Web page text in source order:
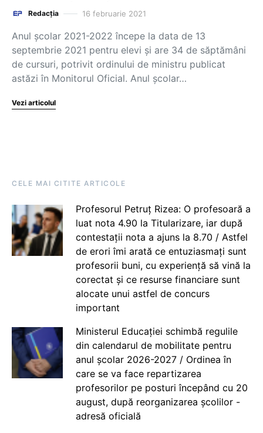
Redacția 16 februarie 2021
Anul școlar 2021-2022 începe la data de 13
septembrie 2021 pentru elevi și are 34 de săptămâni
de cursuri, potrivit ordinului de ministru publicat
astăzi în Monitorul Oficial. Anul școlar…
Vezi articolul
CELE MAI CITITE ARTICOLE
Profesorul Petruț Rizea: O profesoară a
luat nota 4.90 la Titularizare, iar după
contestații nota a ajuns la 8.70 / Astfel
de erori îmi arată ce entuziasmați sunt
profesorii buni, cu experiență să vină la
corectat și ce resurse financiare sunt
alocate unui astfel de concurs
important
Ministerul Educației schimbă regulile
din calendarul de mobilitate pentru
anul școlar 2026-2027 / Ordinea în
care se va face repartizarea
profesorilor pe posturi începând cu 20
august, după reorganizarea școlilor -
adresă oficială